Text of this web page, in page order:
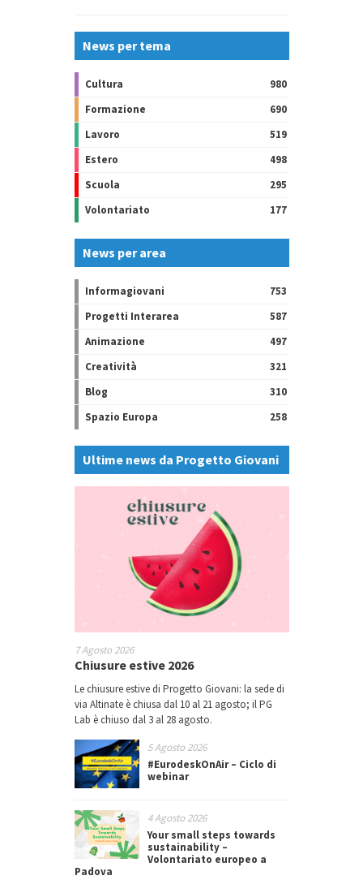
News per tema
Cultura
980
Formazione
690
Lavoro
519
Estero
498
Scuola
295
Volontariato
177
News per area
Informagiovani
753
Progetti Interarea
587
Animazione
497
Creatività
321
Blog
310
Spazio Europa
258
Ultime news da Progetto Giovani
7 Agosto 2026
Chiusure estive 2026
Le chiusure estive di Progetto Giovani: la sede di
via Altinate è chiusa dal 10 al 21 agosto; il PG
Lab è chiuso dal 3 al 28 agosto.
5 Agosto 2026
#EurodeskOnAir – Ciclo di
webinar
4 Agosto 2026
Your small steps towards
sustainability –
Volontariato europeo a
Padova